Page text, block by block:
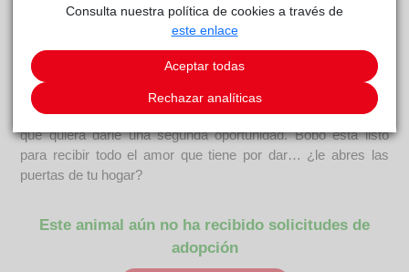
Curiosidades
Bobo es un guapísimo ex CER de 3 años que ha demostrado
ser mucho más que un gato de colonia. Ahora, ya adaptado a
la vida en casa, es un compañero increíble: súper bueno,
cariñoso y siempre en busca de mimos. Su carácter dulce y
tranquilo lo convierte en el gato ideal para cualquier familia
que quiera darle una segunda oportunidad. Bobo está listo
para recibir todo el amor que tiene por dar… ¿le abres las
puertas de tu hogar?
Este animal aún no ha recibido solicitudes de
adopción
Consulta nuestra política de cookies a través de
este enlace
Aceptar todas
Rechazar analíticas